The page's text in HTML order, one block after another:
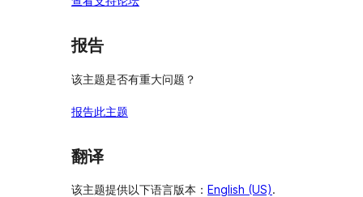
报告
该主题是否有重大问题？
报告此主题
翻译
该主题提供以下语言版本： English (US).